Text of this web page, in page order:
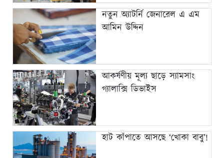
নতুন অ্যাটর্নি জেনারেল এ এম
আমিন উদ্দিন
আকর্ষণীয় মূল্য ছাড়ে স্যামসাং
গ্যালাক্সি ডিভাইস
হাট কাঁপাতে আসছে ‘খোকা বাবু’!